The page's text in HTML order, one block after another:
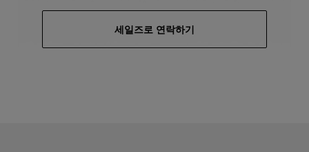
세일즈로 연락하기